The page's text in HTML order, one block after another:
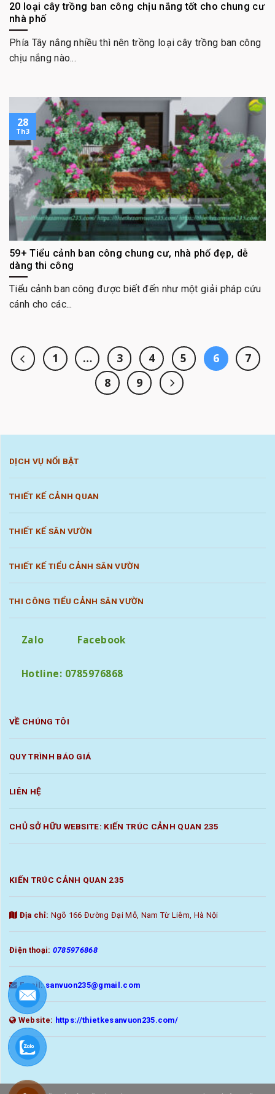
20 loại cây trồng ban công chịu nắng tốt cho chung cư
nhà phố
Phía Tây nắng nhiều thì nên trồng loại cây trồng ban công
chịu nắng nào...
59+ Tiểu cảnh ban công chung cư, nhà phố đẹp, dễ
dàng thi công
Tiểu cảnh ban công được biết đến như một giải pháp cứu
cánh cho các...
28
Th3
1 … 3 4 5 6
7
8
9
DỊCH VỤ NỔI BẬT
THIẾT KẾ CẢNH QUAN
THIẾT KẾ SÂN VƯỜN
THIẾT KẾ TIỂU CẢNH SÂN VƯỜN
THI CÔNG TIỂU CẢNH SÂN VƯỜN
Zalo Facebook
Hotline: 0785976868
VỀ CHÚNG TÔI
QUY TRÌNH BÁO GIÁ
LIÊN HỆ
CHỦ SỞ HỮU WEBSITE: KIẾN TRÚC CẢNH QUAN 235
KIẾN TRÚC CẢNH QUAN 235
Địa chỉ: Ngõ 166 Đường Đại Mỗ, Nam Từ Liêm, Hà Nội
Điện thoại: 0785976868
Email:sanvuon235@gmail.com
Website: https://thietkesanvuon235.com/